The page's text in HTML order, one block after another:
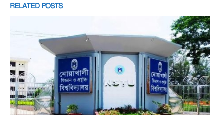
RELATED POSTS